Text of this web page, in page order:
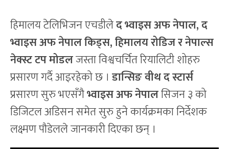
हिमालय टेलिभिजन एचडीलेद भ्वाइस अफ नेपाल, द
भ्वाइस अफ नेपाल किड्स, हिमालय रोडिज र नेपाल्स
नेक्स्ट टप मोडलजस्ता विश्वचर्चित रियालिटी शोहरु
प्रसारण गर्दै आइरहेको छ । डान्सिङ वीथ द स्टार्स
प्रसारण सुरु भएसँगैभ्वाइस अफ नेपालसिजन ३ को
डिजिटल अडिसन समेत सुरु हुने कार्यक्रमका निर्देशक
लक्ष्मण पौडेलले जानकारी दिएका छन् ।